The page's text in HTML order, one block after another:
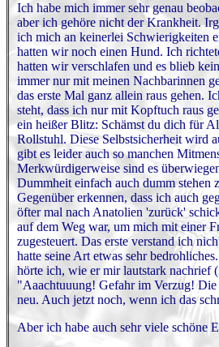
Ich habe mich immer sehr genau
aber ich gehöre nicht der Krankheit.
ich mich an keinerlei Schwierigkeiten
hatten wir noch einen Hund. Ich
hatten wir verschlafen und es blieb
immer nur mit meinen Nachbarinnen
das erste Mal ganz allein raus gehen.
steht, dass ich nur mit Kopftuch raus
ein heißer Blitz: Schämst du dich für
Rollstuhl. Diese Selbstsicherheit wird
gibt es leider auch so manchen
Merkwürdigerweise sind es
Dummheit einfach auch dumm stehen
Gegenüber erkennen, dass ich auch
öfter mal nach Anatolien 'zurück'
auf dem Weg war, um mich mit einer
zugesteuert. Das erste verstand ich
hatte seine Art etwas sehr
hörte ich, wie er mir lautstark nachrief
"Aaachtuuung! Gefahr im Verzug!
neu. Auch jetzt noch, wenn ich das
Aber ich habe auch sehr viele schöne